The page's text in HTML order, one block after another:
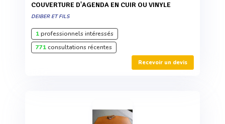
COUVERTURE D'AGENDA EN CUIR OU VINYLE
DEIBER ET FILS
1professionnels intéressés
771consultations récentes
Recevoir un devis